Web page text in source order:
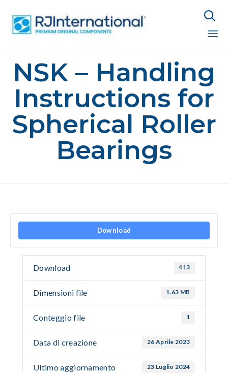

NSK – Handling
Instructions for
Spherical Roller
Bearings
Download
Download 413
Dimensioni file 1.63 MB
Conteggio file 1
Data di creazione 26 Aprile 2023
Ultimo aggiornamento 23 Luglio 2024